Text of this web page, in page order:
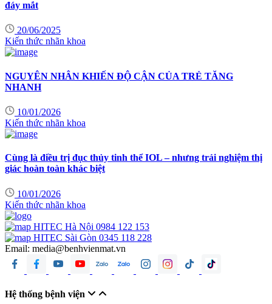
đáy mắt
20/06/2025
Kiến thức nhãn khoa
NGUYÊN NHÂN KHIẾN ĐỘ CẬN CỦA TRẺ TĂNG
NHANH
10/01/2026
Kiến thức nhãn khoa
Cùng là điều trị đục thủy tinh thể IOL – nhưng trải nghiệm thị
giác hoàn toàn khác biệt
10/01/2026
Kiến thức nhãn khoa
HITEC Hà Nội 0984 122 153
HITEC Sài Gòn 0345 118 228
Email: media@benhvienmat.vn
Hệ thống bệnh viện